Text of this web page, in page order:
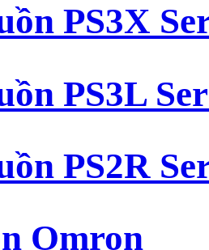
PS3X
PS3L
PS2R
Omron